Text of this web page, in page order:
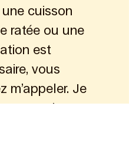
cuisson
ratée ou une
est
vous
m’appeler. Je
des